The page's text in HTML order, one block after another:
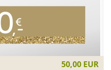
50,00 EUR